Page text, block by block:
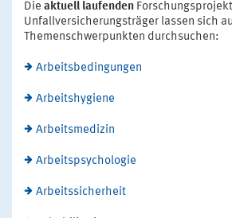
Die aktuell laufenden
Unfallversicherungsträger lassen sich
Themenschwerpunkten durchsuchen:
Arbeitsbedingungen
Arbeitshygiene
Arbeitsmedizin
Arbeitspsychologie
Arbeitssicherheit